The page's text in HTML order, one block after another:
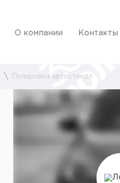
О компании Контакты
Полировка автостекол